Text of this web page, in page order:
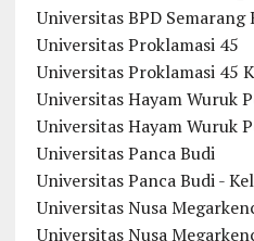
Universitas BPD Semarang
Universitas Proklamasi 45
Universitas Proklamasi 45
Universitas Hayam Wuruk
Universitas Hayam Wuruk
Universitas Panca Budi
Universitas Panca Budi -
Universitas Nusa
Universitas Nusa